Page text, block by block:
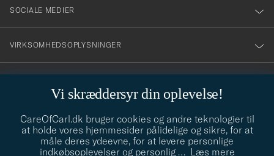
Vi skræddersyr din oplevelse!
CareOfCarl.dk bruger cookies og andre teknologier til
at holde vores hjemmesider pålidelige og sikre, for at
måle deres ydeevne, for at levere personlige
indkøbsoplevelser og personlig … Læs mere
SOCIALE MEDIER
VIRKSOMHEDSOPLYSNINGER
info@careofcarl.dk
Behøver du hjælp til at finde din stil? Lad os hjælpe dig, vi hjælper
gerne til!
STILRÅD